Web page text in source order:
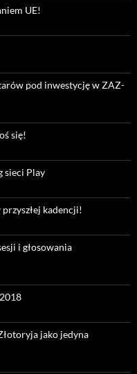
UE!
pod inwestycję w ZAZ-
się!
sieci Play
kadencji!
i głosowania
jako jedyna